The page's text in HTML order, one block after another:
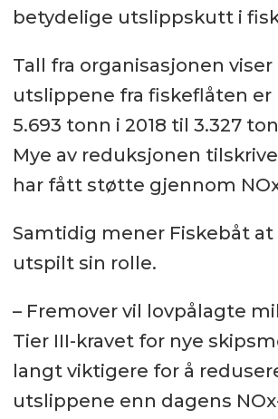
betydelige utslippskutt i
Tall fra organisasjonen viser
utslippene fra fiskeflåten er
5.693 tonn i 2018 til 3.327
Mye av reduksjonen
har fått støtte gjennom
Samtidig mener Fiskebåt
utspilt sin rolle.
– Fremover vil lovpålagte
Tier III-kravet for nye
langt viktigere for å
utslippene enn dagens